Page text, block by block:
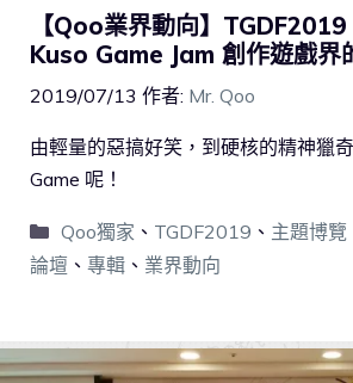
【Qoo業界動向】
Kuso Game Jam 創作遊戲界
2019/07/13 作者: Mr. Qoo
由輕量的惡搞好笑，到硬核的精神獵
Game 呢！
Qoo獨家 、 TGDF2019 、 主題博覽
論壇 、 專輯 、 業界動向